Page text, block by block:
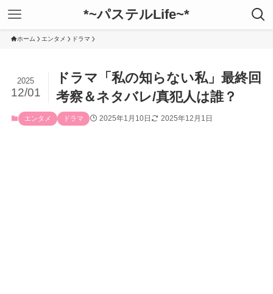
*~パステルLife~*
ホーム エンタメ ドラマ
ドラマ「私の知らない私」最終回
考察＆ネタバレ/真犯人は誰？
2025
12/01
エンタメ ドラマ 2025年1月10日 2025年12月1日